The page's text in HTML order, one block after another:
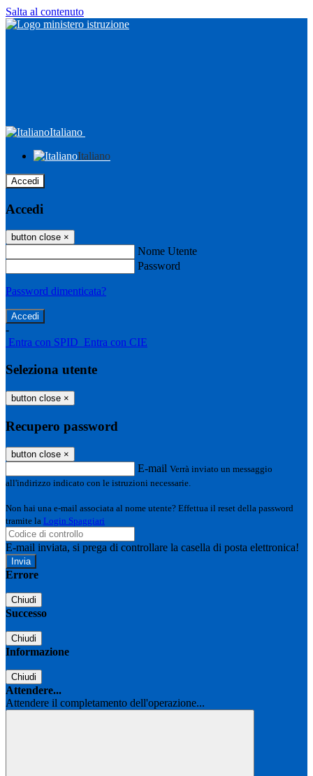
Salta al contenuto
Italiano
Italiano
Accedi
Accedi
button close ×
Nome Utente
Password
Password dimenticata?
-
Entra con SPID Entra con CIE
Seleziona utente
button close ×
Recupero password
button close ×
E-mail Verrà inviato un messaggio
all'indirizzo indicato con le istruzioni necessarie.
Non hai una e-mail associata al nome utente? Effettua il reset della password
tramite la Login Spaggiari
E-mail inviata, si prega di controllare la casella di posta elettronica!
Errore
Chiudi
Successo
Chiudi
Informazione
Chiudi
Attendere...
Attendere il completamento dell'operazione...